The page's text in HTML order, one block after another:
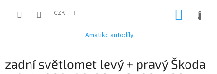
CZK
Amatiko autodíly
zadní světlomet levý + pravý Škoda